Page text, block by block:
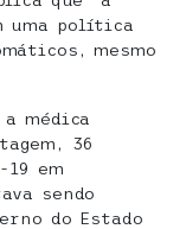
uma política
mesmo
médica
36
em
sendo
do Estado